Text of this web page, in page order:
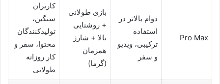
Pro Max
دوام بالاتر در
استفاده
ترکیبی، ویدیو
و سفر
بازی طولانی
+ روشنایی
بالا + شارژ
همزمان
(گرما)
کاربران
سنگین،
تولیدکنندگان
محتوا، سفر و
کار روزانه
طولانی